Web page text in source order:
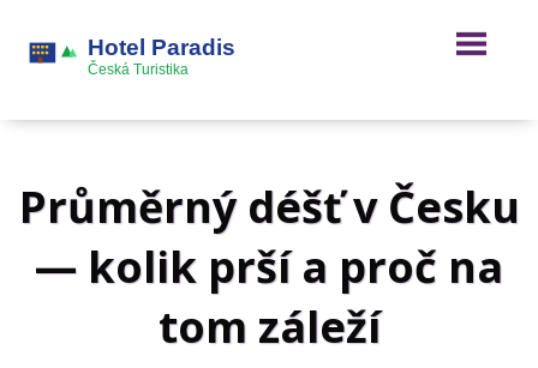
Průměrný déšť v Česku
— kolik prší a proč na
tom záleží